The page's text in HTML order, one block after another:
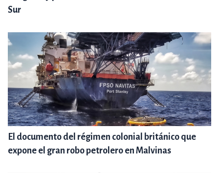
Sur
El documento del régimen colonial británico que
expone el gran robo petrolero en Malvinas